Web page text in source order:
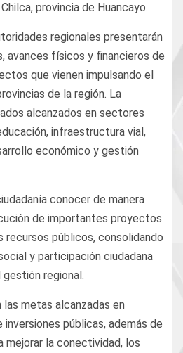
provincia de Huancayo.
regionales presentarán
avances físicos y financieros de
que vienen impulsando el
de la región. La
alcanzados en sectores
infraestructura vial,
económico y gestión
conocer de manera
de importantes proyectos
recursos públicos, consolidando
y participación ciudadana
regional.
metas alcanzadas en
públicas, además de
mejorar la conectividad, los